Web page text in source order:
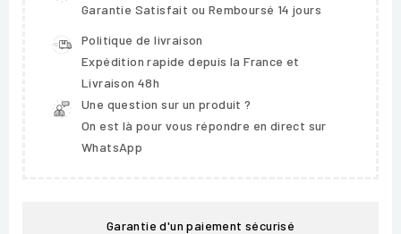
Garantie Satisfait ou Remboursé 14 jours
Politique de livraison
Expédition rapide depuis la France et
Livraison 48h
Une question sur un produit ?
On est là pour vous répondre en direct sur
WhatsApp
Garantie d'un paiement sécurisé